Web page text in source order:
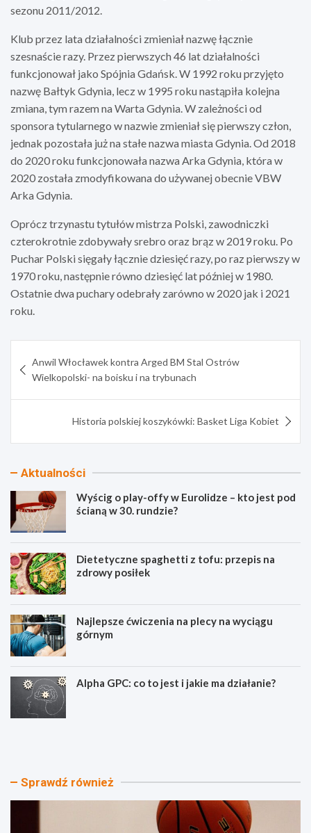
sezonu 2011/2012.
Klub przez lata działalności zmieniał nazwę łącznie
szesnaście razy. Przez pierwszych 46 lat działalności
funkcjonował jako Spójnia Gdańsk. W 1992 roku przyjęto
nazwę Bałtyk Gdynia, lecz w 1995 roku nastąpiła kolejna
zmiana, tym razem na Warta Gdynia. W zależności od
sponsora tytularnego w nazwie zmieniał się pierwszy człon,
jednak pozostała już na stałe nazwa miasta Gdynia. Od 2018
do 2020 roku funkcjonowała nazwa Arka Gdynia, która w
2020 została zmodyfikowana do używanej obecnie VBW
Arka Gdynia.
Oprócz trzynastu tytułów mistrza Polski, zawodniczki
czterokrotnie zdobywały srebro oraz brąz w 2019 roku. Po
Puchar Polski sięgały łącznie dziesięć razy, po raz pierwszy w
1970 roku, następnie równo dziesięć lat później w 1980.
Ostatnie dwa puchary odebrały zarówno w 2020 jak i 2021
roku.
wpisu
Anwil Włocławek kontra Arged BM Stal Ostrów
Wielkopolski- na boisku i na trybunach
Historia polskiej koszykówki: Basket Liga Kobiet
Aktualności
Wyścig o play-offy w Eurolidze – kto jest pod
ścianą w 30. rundzie?
Dietetyczne spaghetti z tofu: przepis na
zdrowy posiłek
Najlepsze ćwiczenia na plecy na wyciągu
górnym
Alpha GPC: co to jest i jakie ma działanie?
W
g
D
t Sprawdź również